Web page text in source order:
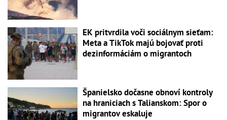
EK pritvrdila voči sociálnym sieťam:
Meta a TikTok majú bojovať proti
dezinformáciám o migrantoch
Španielsko dočasne obnoví kontroly
na hraniciach s Talianskom: Spor o
migrantov eskaluje